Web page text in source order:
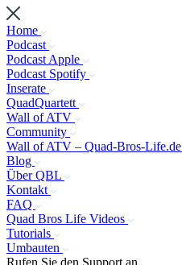
Home
Podcast
Podcast Apple
Podcast Spotify
Inserate
QuadQuartett
Wall of ATV
Community
Wall of ATV – Quad-Bros-Life.de
Blog
Über QBL
Kontakt
FAQ
Quad Bros Life Videos
Tutorials
Umbauten
Rufen Sie den Support an